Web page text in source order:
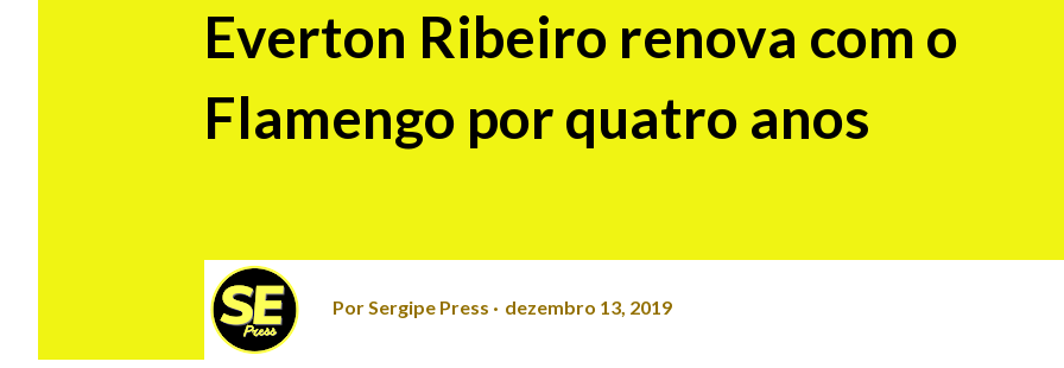
Everton Ribeiro renova com o
Flamengo por quatro anos
Por Sergipe Press dezembro 13, 2019